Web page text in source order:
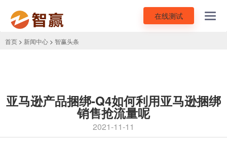
在线测试
首页 > 新闻中心 > 智赢头条
亚马逊产品捆绑-Q4如何利用亚马逊捆绑
销售抢流量呢
2021-11-11